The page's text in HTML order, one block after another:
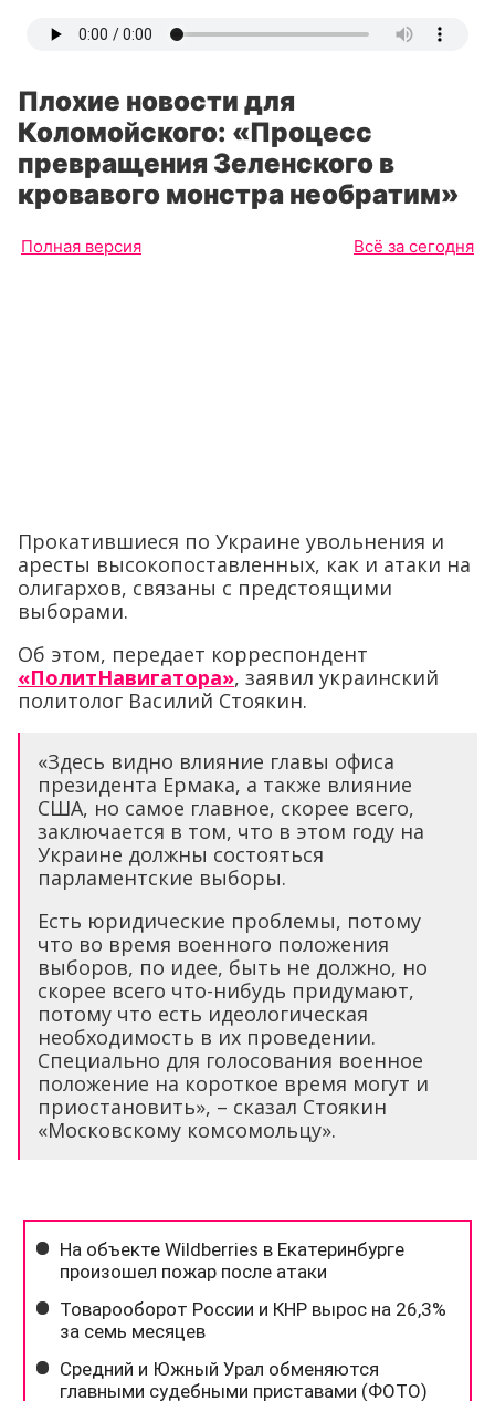
Плохие новости для
Коломойского: «Процесс
превращения Зеленского в
кровавого монстра необратим»
Полная версия Всё за сегодня
Прокатившиеся по Украине увольнения и
аресты высокопоставленных, как и атаки на
олигархов, связаны с предстоящими
выборами.
Об этом, передает корреспондент
«ПолитНавигатора», заявил украинский
политолог Василий Стоякин.
«Здесь видно влияние главы офиса
президента Ермака, а также влияние
США, но самое главное, скорее всего,
заключается в том, что в этом году на
Украине должны состояться
парламентские выборы.
Есть юридические проблемы, потому
что во время военного положения
выборов, по идее, быть не должно, но
скорее всего что-нибудь придумают,
потому что есть идеологическая
необходимость в их проведении.
Специально для голосования военное
положение на короткое время могут и
приостановить», – сказал Стоякин
«Московскому комсомольцу».